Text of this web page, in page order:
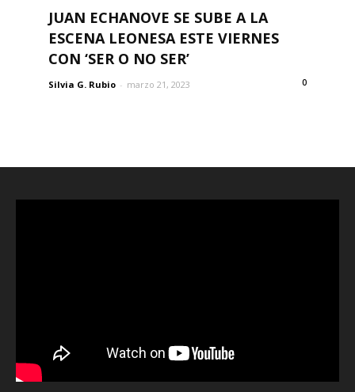
Silvia G. Rubio - marzo 21, 2023
JUAN ECHANOVE SE SUBE A LA
ESCENA LEONESA ESTE VIERNES
CON ‘SER O NO SER’
Silvia G. Rubio - marzo 21, 2023 0